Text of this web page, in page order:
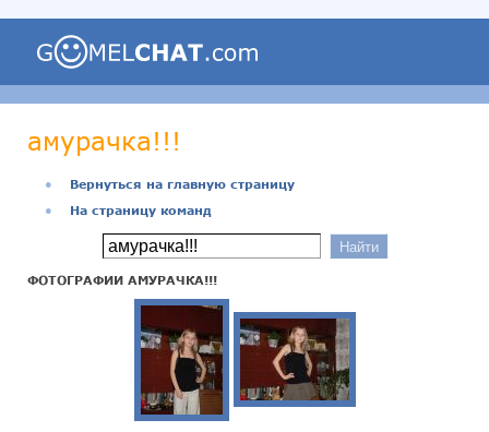
амурачка!!!
●
Вернуться на главную страницу
●
На страницу команд
ФОТОГРАФИИ АМУРАЧКА!!!